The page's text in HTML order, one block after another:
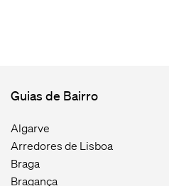
Guias de Bairro
Algarve
Arredores de Lisboa
Braga
Bragança